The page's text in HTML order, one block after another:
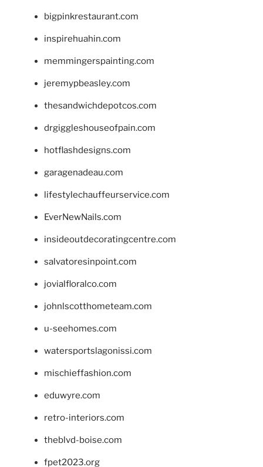
bigpinkrestaurant.com
inspirehuahin.com
memmingerspainting.com
jeremypbeasley.com
thesandwichdepotcos.com
drgiggleshouseofpain.com
hotflashdesigns.com
garagenadeau.com
lifestylechauffeurservice.com
EverNewNails.com
insideoutdecoratingcentre.com
salvatoresinpoint.com
jovialfloralco.com
johnlscotthometeam.com
u-seehomes.com
watersportslagonissi.com
mischieffashion.com
eduwyre.com
retro-interiors.com
theblvd-boise.com
fpet2023.org